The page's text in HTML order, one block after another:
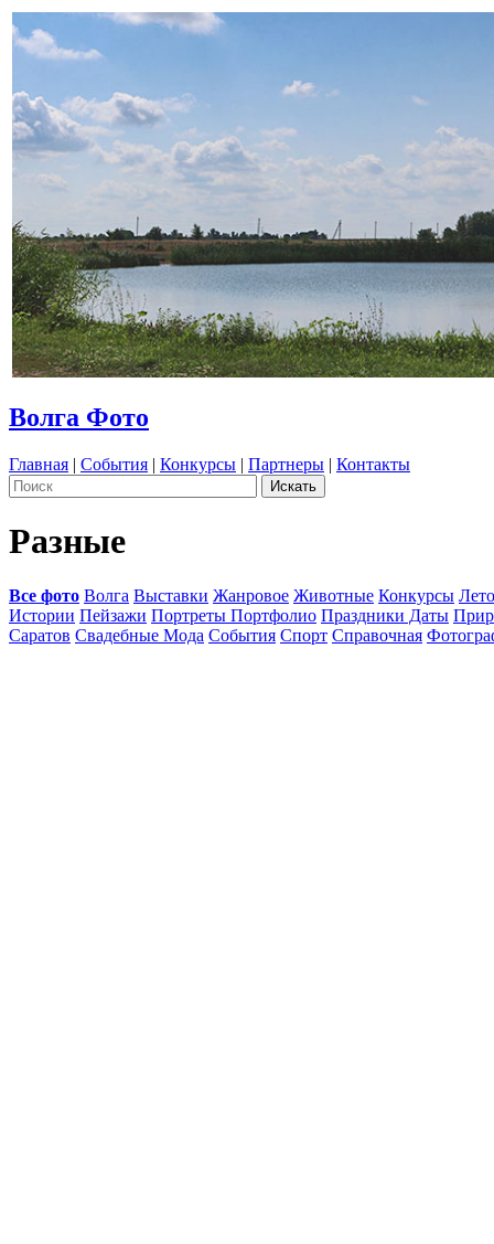
Волга Фото
Главная | События | Конкурсы | Партнеры | Контакты
Разные
Все фото Волга Выставки Жанровое Животные Конкурсы
Истории Пейзажи Портреты Портфолио Праздники Даты
Саратов Свадебные Мода События Спорт Справочная